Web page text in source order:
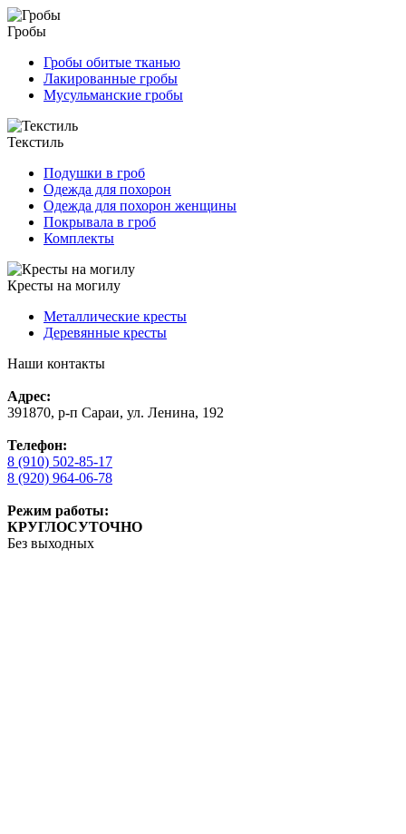
Гробы
Гробы обитые тканью
Лакированные гробы
Мусульманские гробы
Текстиль
Подушки в гроб
Одежда для похорон
Одежда для похорон женщины
Покрывала в гроб
Комплекты
Кресты на могилу
Металлические кресты
Деревянные кресты
Наши контакты
Адрес:
391870, р-п Сараи, ул. Ленина, 192
Телефон:
8 (910) 502-85-17
8 (920) 964-06-78
Режим работы:
КРУГЛОСУТОЧНО
Без выходных